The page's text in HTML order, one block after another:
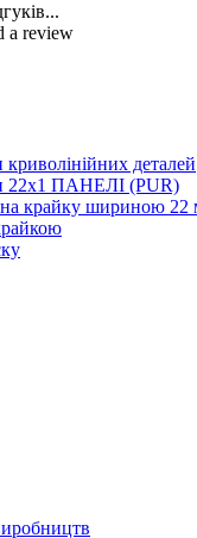
a review
деталей
22х1 ПАНЕЛІ (PUR)
крайку шириною 22